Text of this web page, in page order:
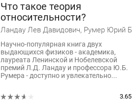
Что такое теория
относительности?
Научно-популярная книга двух
выдающихся физиков - академика,
лауреата Ленинской и Нобелевской
премий Л.Д. Ландау и профессора Ю.Б.
Румера - доступно и увлекательно...
3.65